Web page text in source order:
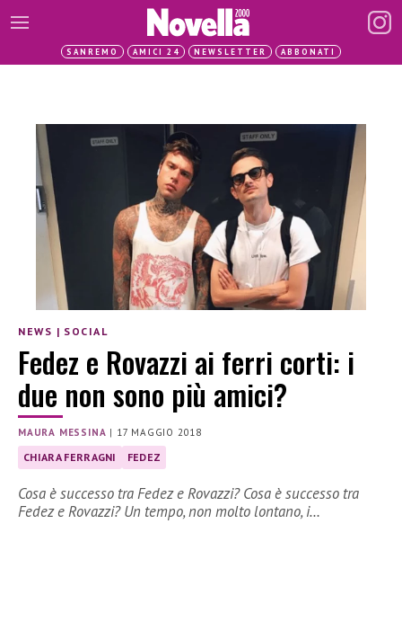
SANREMO AMICI 24 NEWSLETTER ABBONATI
NEWS | SOCIAL
Fedez e Rovazzi ai ferri corti: i
due non sono più amici?
MAURA MESSINA | 17 MAGGIO 2018
CHIARA FERRAGNI FEDEZ
Cosa è successo tra Fedez e Rovazzi? Cosa è successo tra
Fedez e Rovazzi? Un tempo, non molto lontano, i…